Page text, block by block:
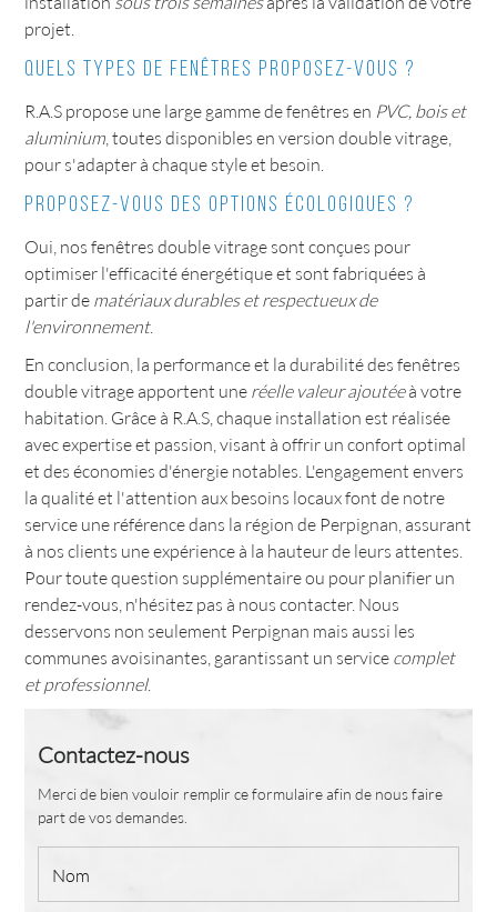
projet.
Quels types de fenêtres proposez-vous ?
R.A.S propose une large gamme de fenêtres en PVC, bois et
aluminium , toutes disponibles en version double vitrage,
pour s'adapter à chaque style et besoin.
Proposez-vous des options écologiques ?
Oui, nos fenêtres double vitrage sont conçues pour
optimiser l'efficacité énergétique et sont fabriquées à
partir de matériaux durables et respectueux de
l'environnement.
En conclusion, la performance et la durabilité des fenêtres
double vitrage apportent une réelle valeur ajoutéeà votre
habitation. Grâce à R.A.S, chaque installation est réalisée
avec expertise et passion, visant à offrir un confort optimal
et des économies d'énergie notables. L'engagement envers
la qualité et l'attention aux besoins locaux font de notre
service une référence dans la région de Perpignan, assurant
à nos clients une expérience à la hauteur de leurs attentes.
Pour toute question supplémentaire ou pour planifier un
rendez-vous, n'hésitez pas à nous contacter. Nous
desservons non seulement Perpignan mais aussi les
communes avoisinantes, garantissant un service complet
et professionnel.
Contactez-nous
Merci de bien vouloir remplir ce formulaire afin de nous faire
part de vos demandes.